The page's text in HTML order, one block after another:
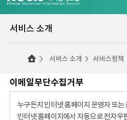
서비스 소개
서비스 소개 서비스정책
이메일무단수집거부
누구든지 인터넷 홈페이지 운영자 또는
인터넷 홈페이지에서 자동으로 전자우